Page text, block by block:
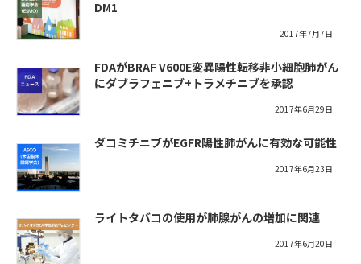
DM1
2017年7月7日
FDAがBRAF V600E変異陽性転移非小細胞肺がん
にダブラフェニブ+トラメチニブを承認
2017年6月29日
ダコミチニブがEGFR陽性肺がんに有効な可能性
2017年6月23日
ライトタバコの使用が肺腺がんの増加に関連
2017年6月20日